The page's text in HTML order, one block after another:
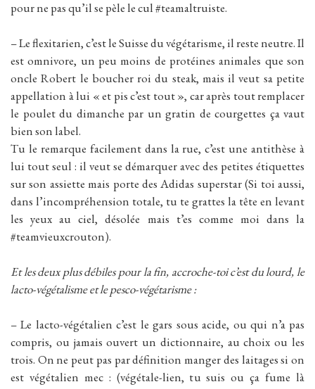
pour ne pas qu’il se pèle le cul #teamaltruiste.
– Le flexitarien, c’est le Suisse du végétarisme, il reste neutre. Il
est omnivore, un peu moins de protéines animales que son
oncle Robert le boucher roi du steak, mais il veut sa petite
appellation à lui « et pis c’est tout », car après tout remplacer
le poulet du dimanche par un gratin de courgettes ça vaut
bien son label.
Tu le remarque facilement dans la rue, c’est une antithèse à
lui tout seul : il veut se démarquer avec des petites étiquettes
sur son assiette mais porte des Adidas superstar (Si toi aussi,
dans l’incompréhension totale, tu te grattes la tête en levant
les yeux au ciel, désolée mais t’es comme moi dans la
#teamvieuxcrouton).
Et les deux plus débiles pour la fin, accroche-toi c’est du lourd, le
lacto-végétalisme et le pesco-végétarisme :
– Le lacto-végétalien c’est le gars sous acide, ou qui n’a pas
compris, ou jamais ouvert un dictionnaire, au choix ou les
trois. On ne peut pas par définition manger des laitages si on
est végétalien mec : (végétale-lien, tu suis ou ça fume là